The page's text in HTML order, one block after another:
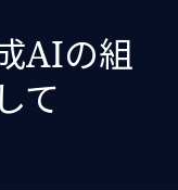
AIの組
て